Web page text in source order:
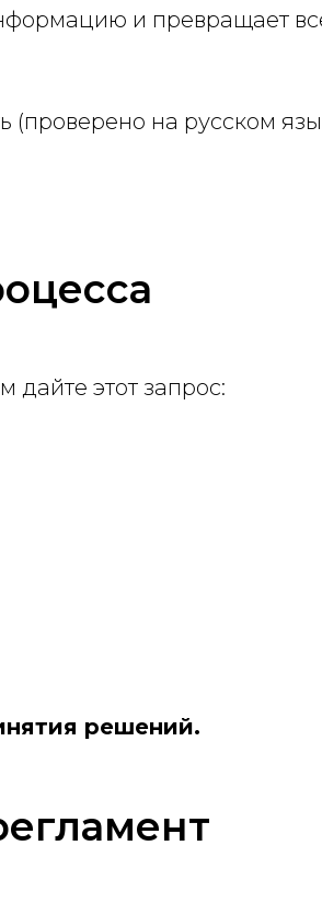
и превращает
на русском
дайте этот запрос:
решений.